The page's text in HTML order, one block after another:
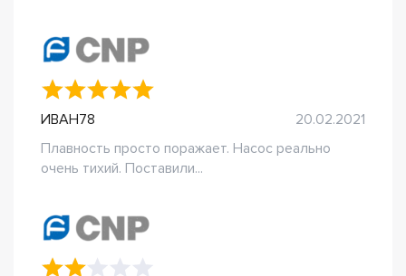
ИВАН78
20.02.2021
Плавность просто поражает. Насос реально
очень тихий. Поставили...